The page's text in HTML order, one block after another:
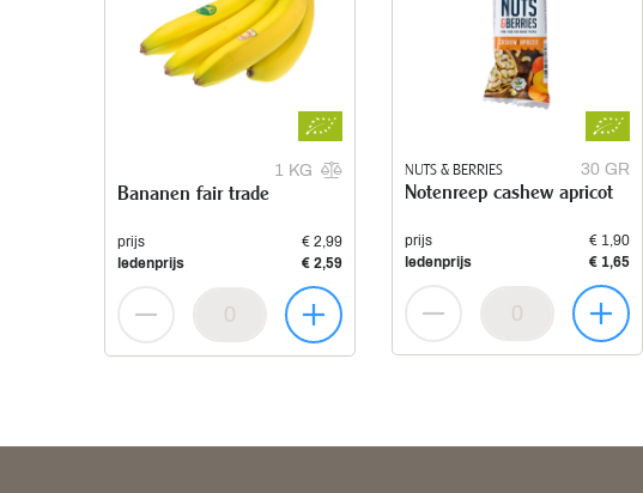
1 KG
Bananen fair trade
prijs
€ 2,99
ledenprijs
€ 2,59
NUTS & BERRIES 30 GR
Notenreep cashew apricot
prijs
€ 1,90
ledenprijs
€ 1,65